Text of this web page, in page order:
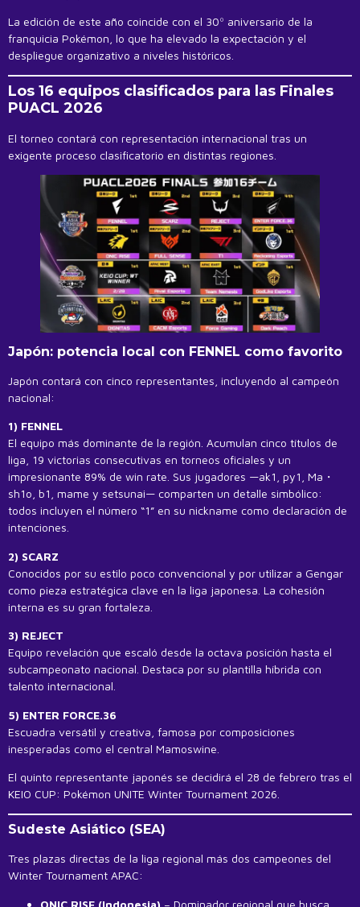
La edición de este año coincide con el 30º aniversario de la
franquicia Pokémon, lo que ha elevado la expectación y el
despliegue organizativo a niveles históricos.
Los 16 equipos clasificados para las Finales
PUACL 2026
El torneo contará con representación internacional tras un
exigente proceso clasificatorio en distintas regiones.
Japón: potencia local con FENNEL como favorito
Japón contará con cinco representantes, incluyendo al campeón
nacional:
1) FENNEL
El equipo más dominante de la región. Acumulan cinco títulos de
liga, 19 victorias consecutivas en torneos oficiales y un
impresionante 89% de win rate. Sus jugadores —ak1, py1, Ma・
sh1o, b1, mame y setsunai— comparten un detalle simbólico:
todos incluyen el número “1” en su nickname como declaración de
intenciones.
2) SCARZ
Conocidos por su estilo poco convencional y por utilizar a Gengar
como pieza estratégica clave en la liga japonesa. La cohesión
interna es su gran fortaleza.
3) REJECT
Equipo revelación que escaló desde la octava posición hasta el
subcampeonato nacional. Destaca por su plantilla híbrida con
talento internacional.
5) ENTER FORCE.36
Escuadra versátil y creativa, famosa por composiciones
inesperadas como el central Mamoswine.
El quinto representante japonés se decidirá el 28 de febrero tras el
KEIO CUP: Pokémon UNITE Winter Tournament 2026.
Sudeste Asiático (SEA)
Tres plazas directas de la liga regional más dos campeones del
Winter Tournament APAC:
ONIC RISE (Indonesia) – Dominador regional que busca